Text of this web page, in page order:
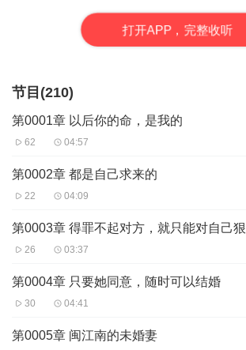
打开APP，完整收听
节目(210)
第0001章 以后你的命，是我的
62 04:57
第0002章 都是自己求来的
22 04:09
第0003章 得罪不起对方，就只能对自己狠
26 03:37
第0004章 只要她同意，随时可以结婚
30 04:41
第0005章 闽江南的未婚妻